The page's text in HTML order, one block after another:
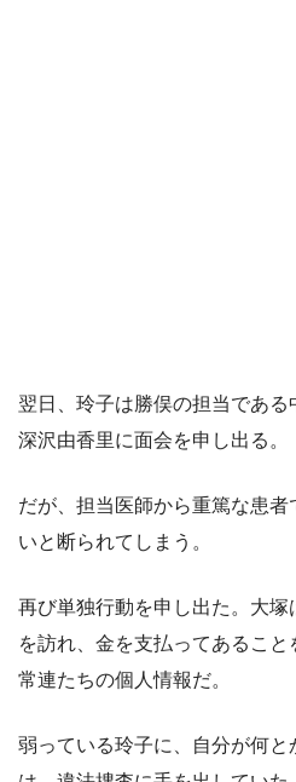
翌日、玲子は勝俣の担当である
深沢由香里に面会を申し出る。
だが、担当医師から重篤な患
いと断られてしまう。
再び単独行動を申し出た。大
を訪れ、金を支払ってあるこ
常連たちの個人情報だ。
弱っている玲子に、自分が何